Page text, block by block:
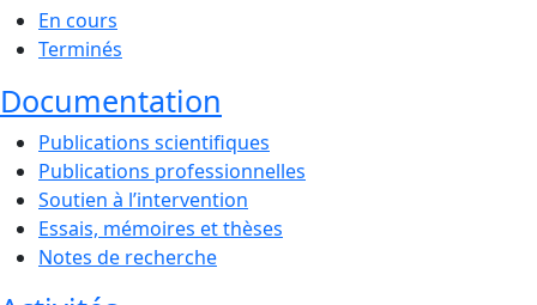
En cours
Terminés
Documentation
Publications scientifiques
Publications professionnelles
Soutien à l’intervention
Essais, mémoires et thèses
Notes de recherche